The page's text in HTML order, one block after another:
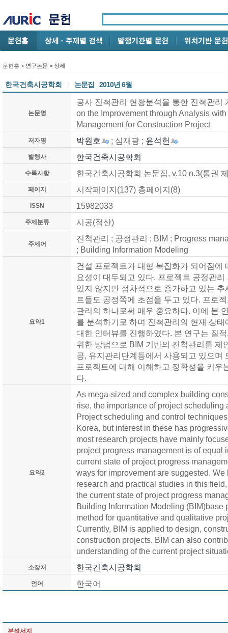
문헌홈 > 연구논문 > 상세
한국건축시공학회 | 논문집 2010년 6월
논문명
공사 진척관리 현황분석을 통한 진척관리
on the Improvement through Analysis
Management for Construction Project
저자명 박원호 ; 심재광 ; 윤석헌
발행사 한국건축시공학회
수록사항 한국건축시공학회 논문집, v.10 n.3(통권
페이지 시작페이지(137) 총페이지(8)
ISSN 15982033
주제분류 시공(적산)
주제어
진척관리 ; 공정관리 ; BIM ; Progress
; Building Information Modeling
요약1
건설 프로젝트가 대형 복잡화가 되어짐에
요성이 대두되고 있다. 프로젝트 공정관
있지 않지만 점차적으로 증가하고 있는
트들도 공정쪽에 초점을 두고 있다. 프로
관리의 하나로써 매우 중요하다. 이에 본
를 분석하기로 하며 진척관리의 현재 상
대한 인터뷰를 진행하였다. 본 연구는 질
위한 방법으로 BIM 기반의 진척관리를 제
공, 유지관리단계등에서 사용되고 있으며
프로젝트에 대해 이해하고 정확성을 키우
다.
요약2
As mega-sized and complex building
rise, the importance of project
Project scheduling and control
Korea, but interest in these has
most research projects have mainly
project progress management is of equal
current state of project progress
ways for improvement are suggested.
research and practical studies in this
the current state of project progress
Building Information Modeling (BIM)base
method for quantitative and qualitative
Currently, BIM is applied to design,
construction projects. BIM can also
understanding of the current project
소장처 한국건축시공학회
언어 한국어
분석서지